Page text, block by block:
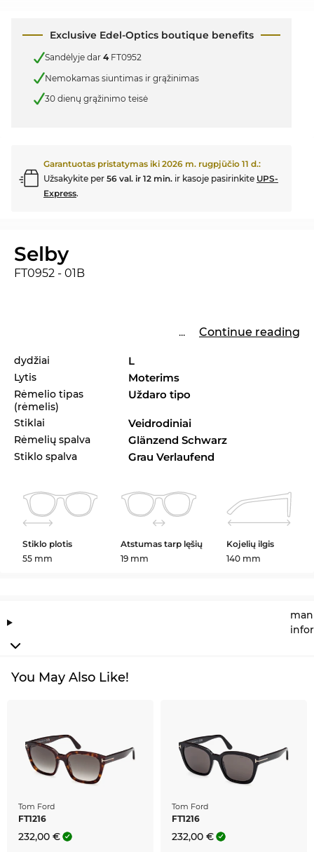
Exclusive Edel-Optics boutique benefits
Sandėlyje dar 4FT0952
Nemokamas siuntimas ir grąžinimas
30 dienų grąžinimo teisė
Garantuotas pristatymas iki 2026 m. rugpjūčio 11 d.:
Užsakykite per 56 val. ir 12 min. ir kasoje pasirinkite UPS-
Express.
Selby
FT0952 - 01B
... Continue reading
dydžiai L
Lytis Moterims
Rėmelio tipas
(rėmelis)
Uždaro tipo
Stiklai Veidrodiniai
Rėmelių spalva Glänzend Schwarz
Stiklo spalva Grau Verlaufend
Stiklo plotis
55 mm
Atstumas tarp lęšių
19 mm
Kojelių ilgis
140 mm
You May Also Like!
Tom Ford
FT1216
232,00 €
Tom Ford
FT1216
232,00 €